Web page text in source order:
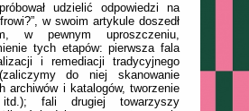
udzielić odpowiedzi na
w swoim artykule doszedł
w pewnym uproszczeniu,
tych etapów: pierwsza fala
i remediacji tradycyjnego
do niej skanowanie
archiwów i katalogów, tworzenie
itd.); fali drugiej towarzyszy